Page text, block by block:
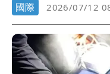
國際
2026/07/12